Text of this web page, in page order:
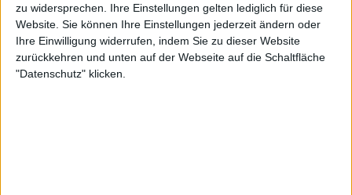
zu widersprechen. Ihre Einstellungen gelten lediglich für diese
Website. Sie können Ihre Einstellungen jederzeit ändern oder
Ihre Einwilligung widerrufen, indem Sie zu dieser Website
zurückkehren und unten auf der Webseite auf die Schaltfläche
"Datenschutz" klicken.